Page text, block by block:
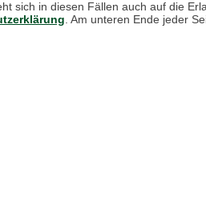
sich in diesen Fällen auch auf die
. Am unteren Ende jeder